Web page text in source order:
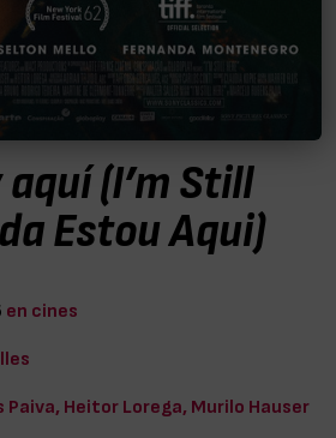
(I’m Still
Estou Aqui)
en cines
Paiva, Heitor Lorega, Murilo Hauser